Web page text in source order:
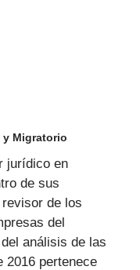
y Migratorio
jurídico en
de sus
de los
del
análisis de las
2016 pertenece